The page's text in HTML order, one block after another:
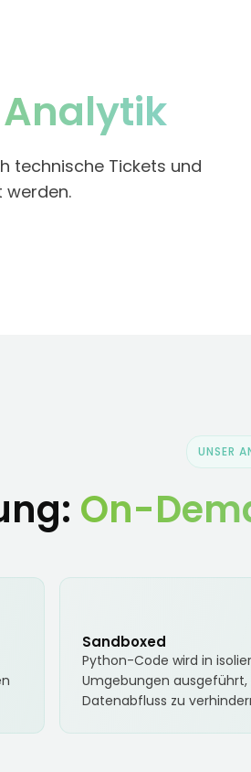
technische Tickets und
werden.
UNSER
On-
Sandboxed
Python-Code wird in
Umgebungen
Datenabfluss zu